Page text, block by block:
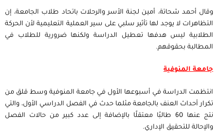
وقال أحمد شحاتة، أمين لجنة الأسر والرحلات باتحاد طلاب الجامعة، إن
التظاهرات لا يوجد لها تأثير سلبي على سير العملية التعليمية لأن الحركة
الطلابية ليس هدفها تعطيل الدراسة ولكنها ضرورية للطلاب في
المطالبة بحقوقهم.
جامعة المنوفية
انتظمت الدراسة في أسبوعها الأول في جامعة المنوفية وسط قلق من
تكرار أحداث العنف بالجامعة مثلما حدث في الفصل الدراسي الأول، والتي
نتج عنها 60 طالبًا معتقلًا بالإضافة إلى عدد كبير من حالات الفصل
والإحالة للتحقيق الإداري.